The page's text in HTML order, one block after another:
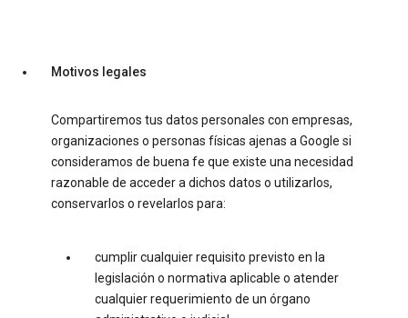
Motivos legales
Compartiremos tus datos personales con empresas,
organizaciones o personas físicas ajenas a Google si
consideramos de buena fe que existe una necesidad
razonable de acceder a dichos datos o utilizarlos,
conservarlos o revelarlos para:
cumplir cualquier requisito previsto en la
legislación o normativa aplicable o atender
cualquier requerimiento de un órgano